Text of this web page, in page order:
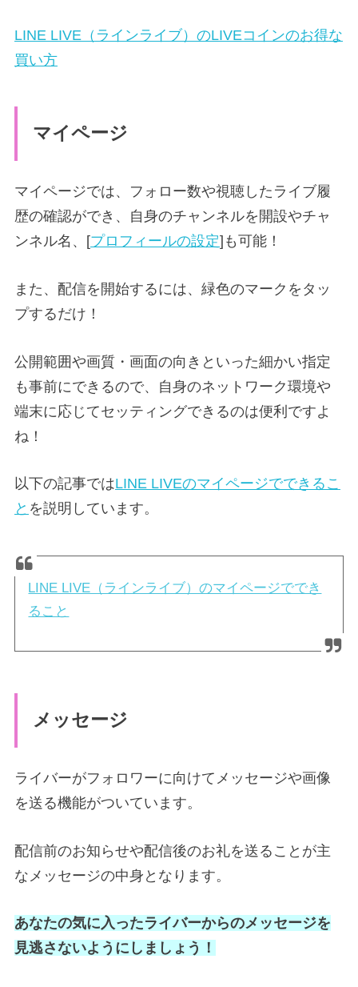
LINE LIVE（ラインライブ）のLIVEコインのお得な
買い方
マイページ
マイページでは、フォロー数や視聴したライブ履
歴の確認ができ、自身のチャンネルを開設やチャ
ンネル名、[プロフィールの設定] も可能！
また、配信を開始するには、緑色のマークをタッ
プするだけ！
公開範囲や画質・画面の向きといった細かい指定
も事前にできるので、自身のネットワーク環境や
端末に応じてセッティングできるのは便利ですよ
ね！
以下の記事ではLINE LIVEのマイページでできるこ
と を説明しています。
LINE LIVE（ラインライブ）のマイページででき
ること
メッセージ
ライバーがフォロワーに向けてメッセージや画像
を送る機能がついています。
配信前のお知らせや配信後のお礼を送ることが主
なメッセージの中身となります。
あなたの気に入ったライバーからのメッセージを
見逃さないようにしましょう！